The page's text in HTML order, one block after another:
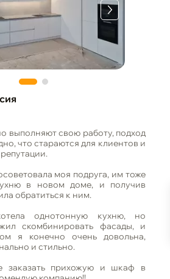
выполняют свою работу, подход
что стараются для клиентов и
моя подруга, им тоже
в новом доме, и получив
обратиться к ним.
однотонную кухню, но
скомбинировать фасады, и
я конечно очень довольна,
и стильно.
заказать прихожую и шкаф в